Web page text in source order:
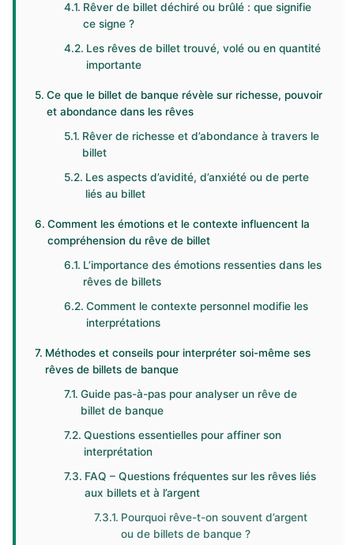
Rêver de billet déchiré ou brûlé : que signifie
ce signe ?
Les rêves de billet trouvé, volé ou en quantité
importante
Ce que le billet de banque révèle sur richesse, pouvoir
et abondance dans les rêves
Rêver de richesse et d’abondance à travers le
billet
Les aspects d’avidité, d’anxiété ou de perte
liés au billet
Comment les émotions et le contexte influencent la
compréhension du rêve de billet
L’importance des émotions ressenties dans les
rêves de billets
Comment le contexte personnel modifie les
interprétations
Méthodes et conseils pour interpréter soi-même ses
rêves de billets de banque
Guide pas-à-pas pour analyser un rêve de
billet de banque
Questions essentielles pour affiner son
interprétation
FAQ – Questions fréquentes sur les rêves liés
aux billets et à l’argent
Pourquoi rêve-t-on souvent d’argent
ou de billets de banque ?